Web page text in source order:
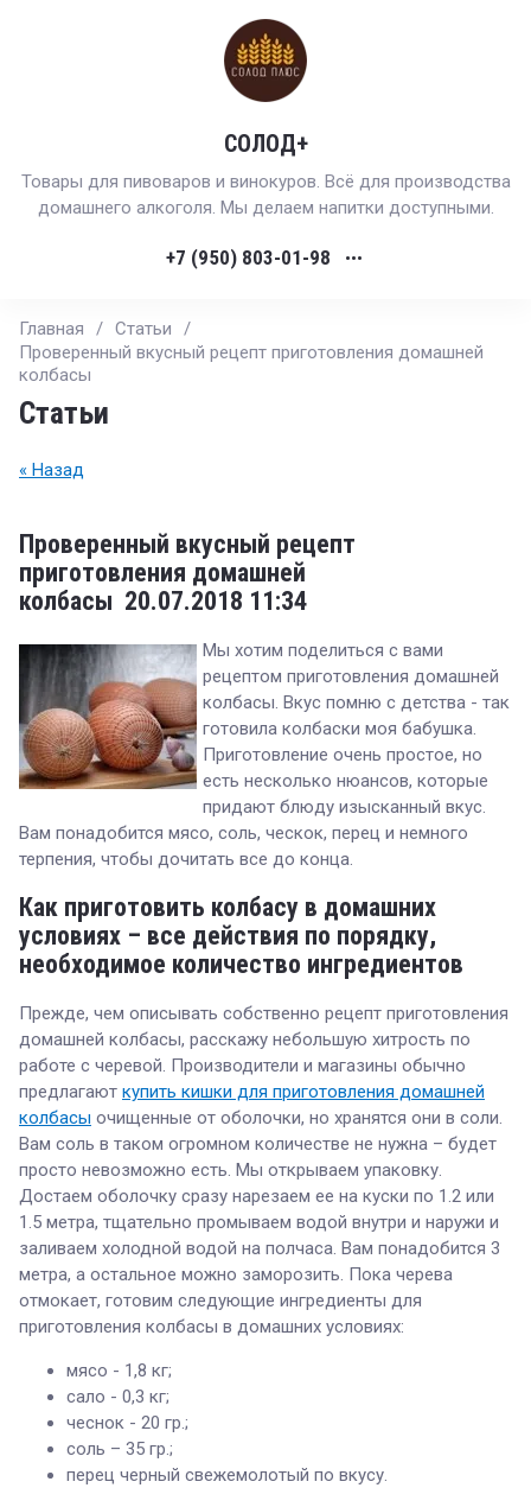
СОЛОД+
Товары для пивоваров и винокуров. Всё для производства
домашнего алкоголя. Мы делаем напитки доступными.
+7 (950) 803-01-98 •••
Главная / Статьи
/
Проверенный вкусный рецепт приготовления домашней
колбасы
Статьи
« Назад
Проверенный вкусный рецепт
приготовления домашней
колбасы 20.07.2018 11:34
Мы хотим поделиться с вами
рецептом приготовления домашней
колбасы. Вкус помню с детства - так
готовила колбаски моя бабушка.
Приготовление очень простое, но
есть несколько нюансов, которые
придают блюду изысканный вкус.
Вам понадобится мясо, соль, ческок, перец и немного
терпения, чтобы дочитать все до конца.
Как приготовить колбасу в домашних
условиях – все действия по порядку,
необходимое количество ингредиентов
Прежде, чем описывать собственно рецепт приготовления
домашней колбасы, расскажу небольшую хитрость по
работе с черевой. Производители и магазины обычно
предлагают купить кишки для приготовления домашней
колбасы очищенные от оболочки, но хранятся они в соли.
Вам соль в таком огромном количестве не нужна – будет
просто невозможно есть. Мы открываем упаковку.
Достаем оболочку сразу нарезаем ее на куски по 1.2 или
1.5 метра, тщательно промываем водой внутри и наружи и
заливаем холодной водой на полчаса. Вам понадобится 3
метра, а остальное можно заморозить. Пока черева
отмокает, готовим следующие ингредиенты для
приготовления колбасы в домашних условиях:
мясо - 1,8 кг;
сало - 0,3 кг;
чеснок - 20 гр.;
соль – 35 гр.;
перец черный свежемолотый по вкусу.